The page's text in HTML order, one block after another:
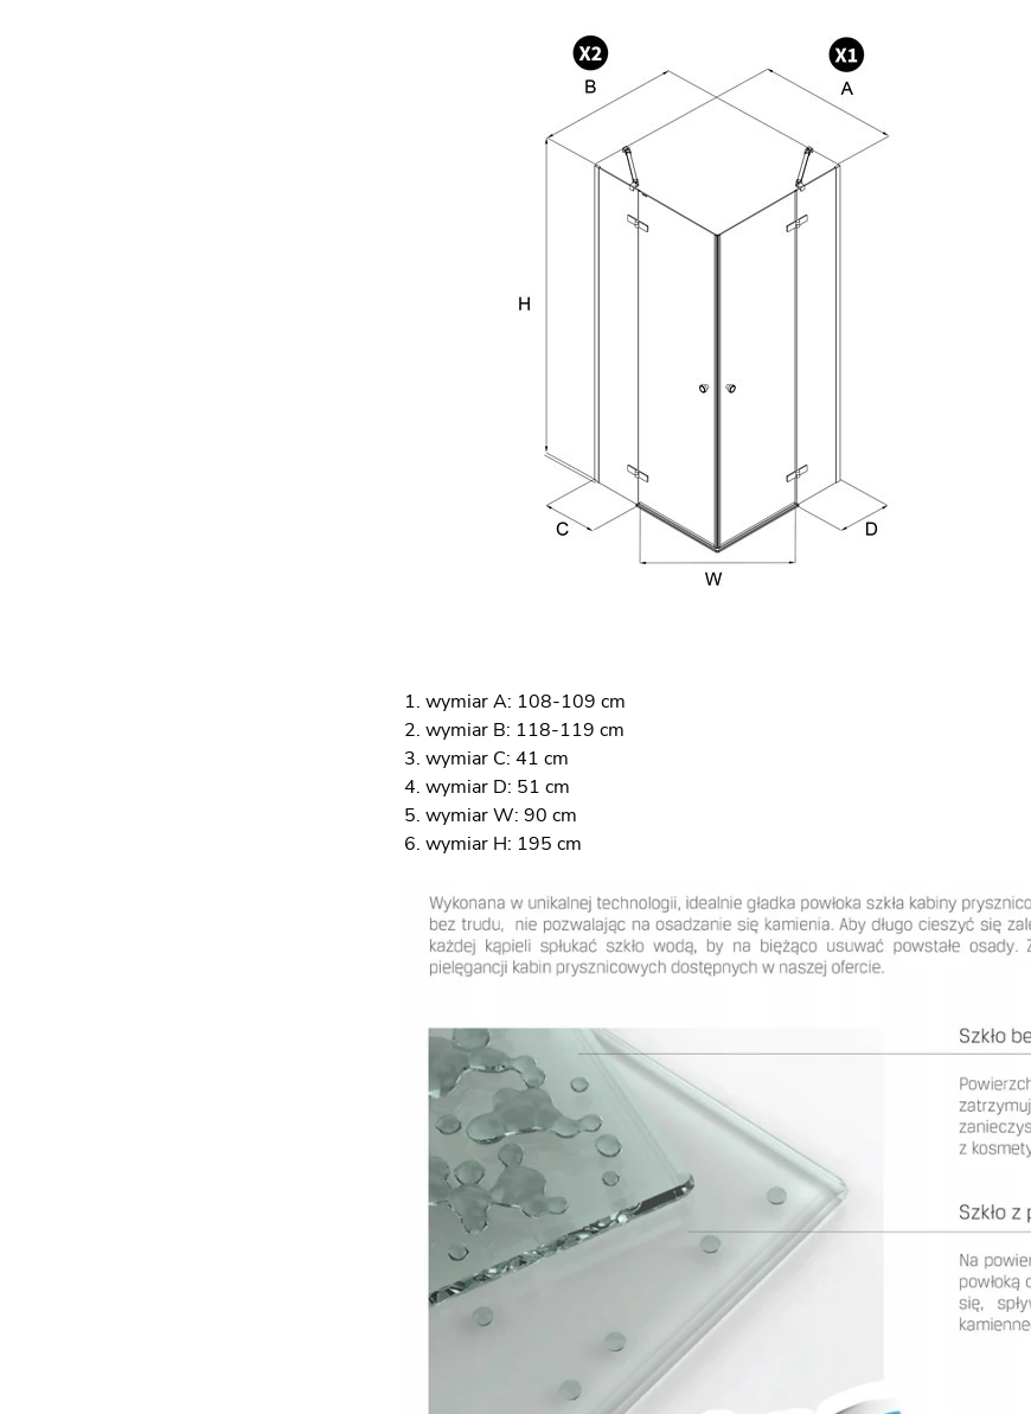
wymiar A: 108-109 cm
wymiar B: 118-119 cm
wymiar C: 41 cm
wymiar D: 51 cm
wymiar W: 90 cm
wymiar H: 195 cm